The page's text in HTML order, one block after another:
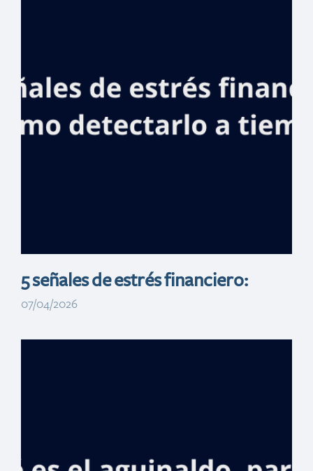
financiamiento
para
5 señales de estrés financiero:
07/04/2026